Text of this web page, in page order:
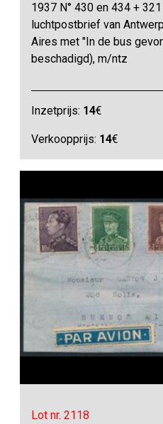
1937 N° 430 en 434 +
luchtpostbrief van
Aires met "In de bus
beschadigd), m/ntz
Inzetprijs: 14€
Verkoopprijs: 14€
Lot nr. 2118